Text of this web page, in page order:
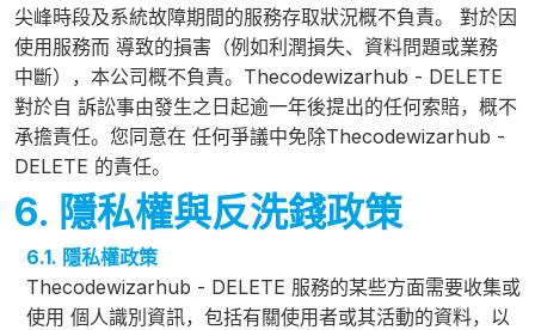
尖峰時段及系統故障期間的服務存取狀況概不負責。 對於因
使用服務而 導致的損害（例如利潤損失、資料問題或業務
中斷），本公司概不負責。Thecodewizarhub - DELETE
對於自 訴訟事由發生之日起逾一年後提出的任何索賠，概不
承擔責任。您同意在 任何爭議中免除Thecodewizarhub -
DELETE 的責任。
6. 隱私權與反洗錢政策
6.1. 隱私權政策
Thecodewizarhub - DELETE 服務的某些方面需要收集或
使用 個人識別資訊，包括有關使用者或其活動的資料，以